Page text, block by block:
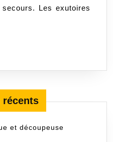
Les exutoires
et découpeuse